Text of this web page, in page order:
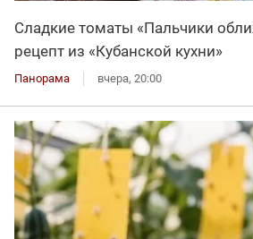
Сладкие томаты «Пальчики
рецепт из «Кубанской кухни»
Панорама вчера, 20:00